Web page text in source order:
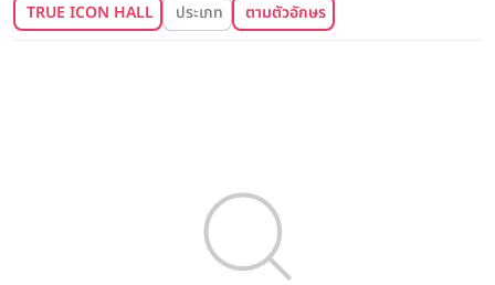
TRUE ICON HALL ประเภท ตามตัวอักษร